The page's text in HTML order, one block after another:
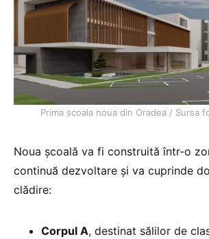
Prima scoala noua din Oradea / Sursa
Noua școală va fi construită într-o
continuă dezvoltare şi va cuprinde
clădire:
Corpul A, destinat sălilor de